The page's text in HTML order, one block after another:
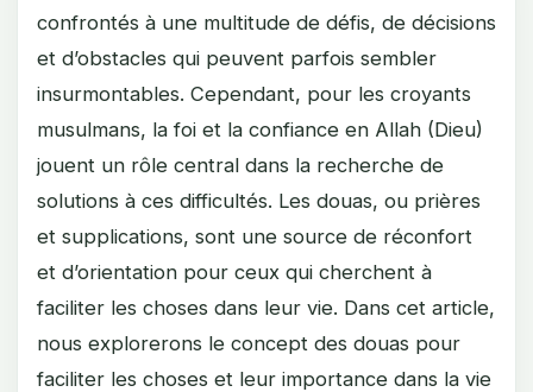
confrontés à une multitude de défis, de décisions
et d’obstacles qui peuvent parfois sembler
insurmontables. Cependant, pour les croyants
musulmans, la foi et la confiance en Allah (Dieu)
jouent un rôle central dans la recherche de
solutions à ces difficultés. Les douas, ou prières
et supplications, sont une source de réconfort
et d’orientation pour ceux qui cherchent à
faciliter les choses dans leur vie. Dans cet article,
nous explorerons le concept des douas pour
faciliter les choses et leur importance dans la vie